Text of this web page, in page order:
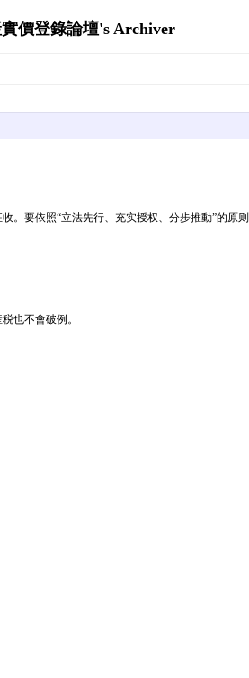
價登錄論壇's Archiver
要依照“立法先行、充实授权、分步推動”的
也不會破例。